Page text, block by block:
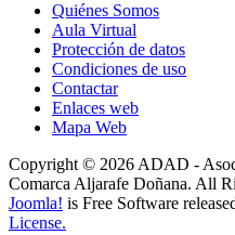
Quiénes Somos
Aula Virtual
Protección de datos
Condiciones de uso
Contactar
Enlaces web
Mapa Web
Copyright © 2026 ADAD -
Comarca Aljarafe Doñana. All
Joomla! is Free Software
License.